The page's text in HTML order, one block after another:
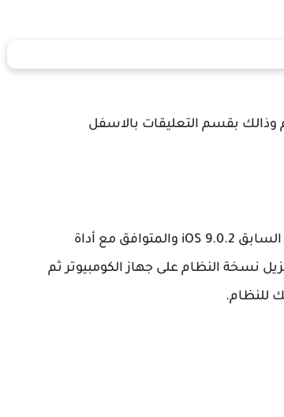
وذالك بقسم التعليقات بالاسفل
ومن قام بالترقية للأصدار الاخير لازال بامكانه الرجوع للنظام السابق iOS 9.0.2 والمتوافق مع أداة
نسخة النظام على جهاز الكومبيوتر ثم
للنظام.